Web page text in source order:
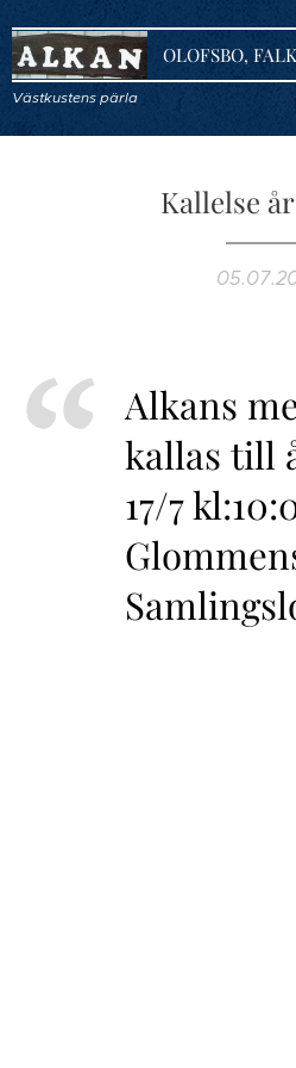
OLOFSBO,
Västkustens pärla
Kallelse
Alkans
kallas till
17/7